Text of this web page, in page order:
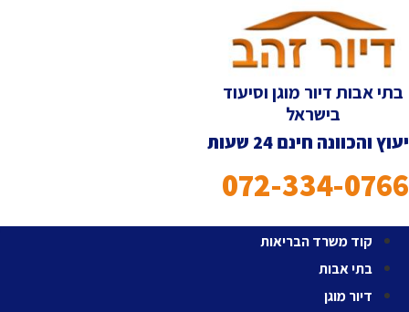
לתוכן
בתי אבות דיור מוגן וסיעוד
בישראל
יעוץ והכוונה חינם 24 שעות
072-334-0766
קוד משרד הבריאות
בתי אבות
דיור מוגן